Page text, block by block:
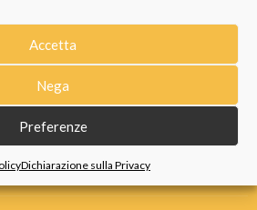
Accetta
Nega
Preferenze
Dichiarazione sulla Privacy